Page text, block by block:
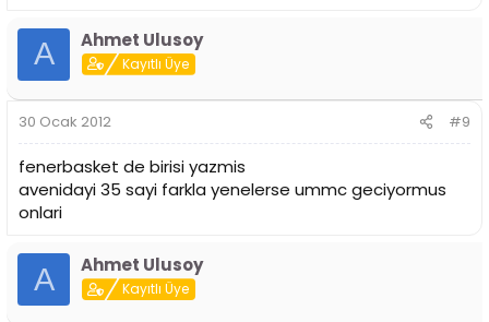
A Ahmet Ulusoy
Kayıtlı Üye
30 Ocak 2012 #9
fenerbasket de birisi yazmis
avenidayi 35 sayi farkla yenelerse ummc geciyormus
onlari
A Ahmet Ulusoy
Kayıtlı Üye